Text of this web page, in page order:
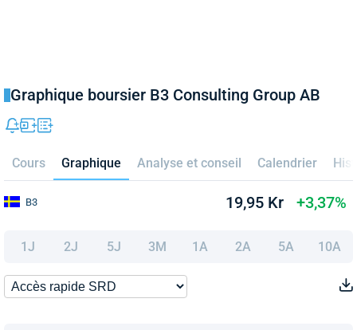
Graphique boursier B3 Consulting Group AB
Cours Graphique Analyse et conseil Calendrier
B3 19,95 Kr +3,37%
1J 2J 5J 3M 1A 2A 5A 10A